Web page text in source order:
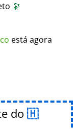
🔭
co está agora
do